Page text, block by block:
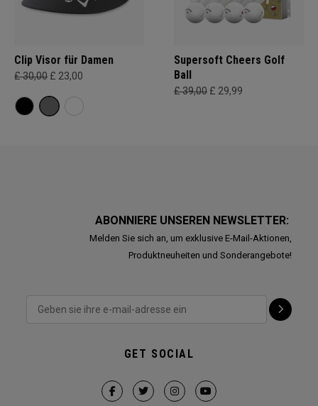
Clip Visor für Damen
£ 30,00 £ 23,00
Supersoft Cheers Golf
Ball
£ 39,00 £ 29,99
ABONNIERE UNSEREN NEWSLETTER:
Melden Sie sich an, um exklusive E-Mail-Aktionen,
Produktneuheiten und Sonderangebote!
GET SOCIAL